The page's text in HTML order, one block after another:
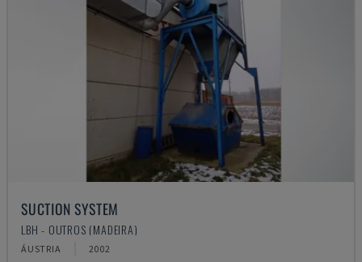
SUCTION SYSTEM
LBH - OUTROS (MADEIRA)
ÁUSTRIA 2002